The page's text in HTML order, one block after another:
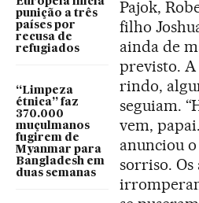
punição a três
países por
recusa de
refugiados
“Limpeza
étnica” faz
370.000
muçulmanos
fugirem de
Myanmar para
Bangladesh em
duas semanas
Pajok,
filho
ainda de
previsto. A
rindo,
seguiam.
vem,
anunciou
sorriso. Os